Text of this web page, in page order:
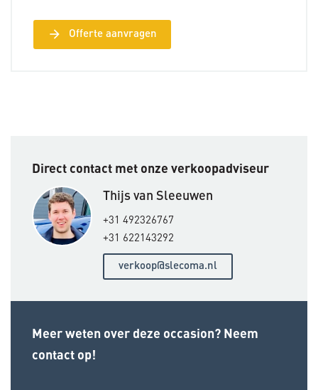
arrow_forward Offerte aanvragen
Meer weten over deze occasion? Neem
contact op!
Direct contact met onze verkoopadviseur
Thijs van Sleeuwen
+31 492326767
+31 622143292
verkoop@slecoma.nl